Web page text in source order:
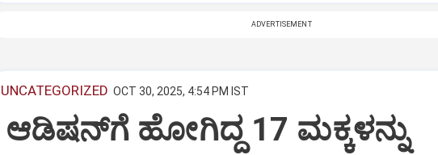
ADVERTISEMENT
UNCATEGORIZED OCT 30, 2025, 4:54 PM IST
ಆಡಿಷನ್‌ಗೆ ಹೋಗಿದ್ದ 17 ಮಕ್ಕಳನ್ನು